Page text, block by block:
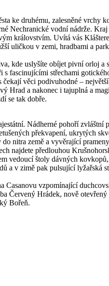
ke druhému, zalesněné vrchy
Nechranické vodní nádrže. Kraj
královstvím. Uvítá vás
uličkou v zemi, hradbami a
kde uslyšíte obíjet pivní orloj a
fascinujícími střechami
věci podivuhodné –
Hrad a nakonec i tajuplná a
se tak dobře.
Nádherné pohoří zvláštní
překvapení, ukrytých
nitra země a vyvěrající
najdete předlouhou
vedoucí štoly dávných
a v zimě pak pulsující lyžařská
Casanovu vzpomínající
Červený Hrádek, nově
Bořeň.